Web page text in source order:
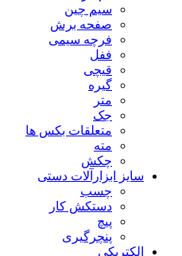
سیم چین
صفحه برش
فرچه سیمی
ففل
قیچی
گیره
متر
جک
متعلقات بکس ها
مته
چکش
سایز ابزارآلات دستی
چسب
دستکش کار
پیچ
پنچرگیری
الکتریکی